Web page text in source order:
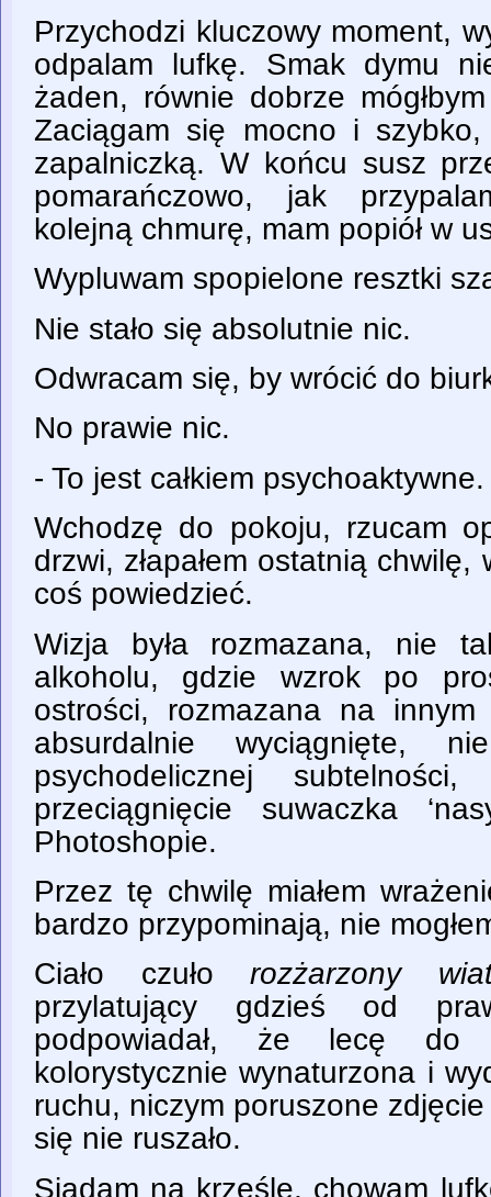
Przychodzi kluczowy moment,
odpalam lufkę. Smak dymu
żaden, równie dobrze
Zaciągam się mocno i szybko,
zapalniczką. W końcu susz
pomarańczowo, jak
kolejną chmurę, mam popiół w
Wypluwam spopielone resztki
Nie stało się absolutnie nic.
Odwracam się, by wrócić do
No prawie nic.
- To jest całkiem
Wchodzę do pokoju, rzucam
drzwi, złapałem ostatnią chwilę,
coś powiedzieć.
Wizja była rozmazana, nie
alkoholu, gdzie wzrok po
ostrości, rozmazana na innym
absurdalnie
psychodelicznej subtelności,
przeciągnięcie suwaczka
Photoshopie.
Przez tę chwilę miałem
bardzo przypominają, nie
Ciało czułorozżarzony
przylatujący gdzieś od
podpowiadał, że lecę do
kolorystycznie wynaturzona i
ruchu, niczym poruszone
się nie ruszało.
Siadam na krześle, chowam